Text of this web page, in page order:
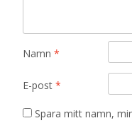
Namn *
E-post *
Spara mitt namn,